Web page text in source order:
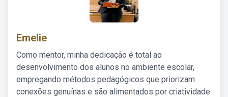
Emelie
Como mentor, minha dedicação é total ao
desenvolvimento dos alunos no ambiente escolar,
empregando métodos pedagógicos que priorizam
conexões genuínas e são alimentados por criatividade